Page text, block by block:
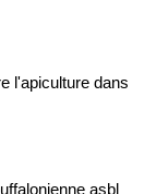
l'apiculture dans
asbl